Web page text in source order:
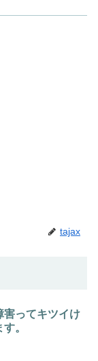
tajax
害ってキツイけ
。